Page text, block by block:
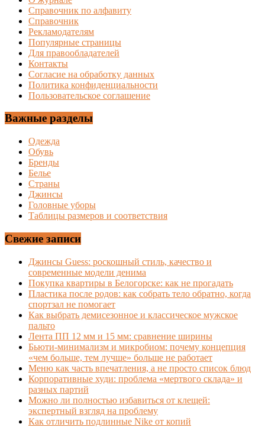
Справочник по алфавиту
Справочник
Рекламодателям
Популярные страницы
Для правообладателей
Контакты
Согласие на обработку данных
Политика конфиденциальности
Пользовательское соглашение
Важные разделы
Одежда
Обувь
Бренды
Белье
Страны
Джинсы
Головные уборы
Таблицы размеров и соответствия
Свежие записи
Джинсы Guess: роскошный стиль, качество и
современные модели денима
Покупка квартиры в Белогорске: как не прогадать
Пластика после родов: как собрать тело обратно, когда
спортзал не помогает
Как выбрать демисезонное и классическое мужское
пальто
Лента ПП 12 мм и 15 мм: сравнение ширины
Бьюти-минимализм и микробиом: почему концепция
«чем больше, тем лучше» больше не работает
Меню как часть впечатления, а не просто список блюд
Корпоративные худи: проблема «мертвого склада» и
разных партий
Можно ли полностью избавиться от клещей:
экспертный взгляд на проблему
Как отличить подлинные Nike от копий